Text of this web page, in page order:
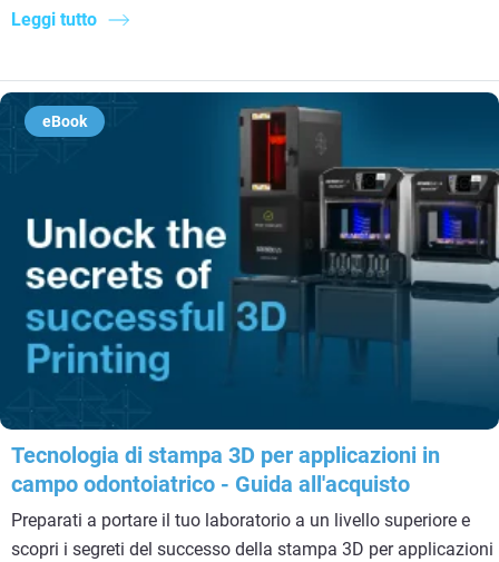
Leggi tutto
eBook
Tecnologia di stampa 3D per applicazioni in
campo odontoiatrico - Guida all'acquisto
Preparati a portare il tuo laboratorio a un livello superiore e
scopri i segreti del successo della stampa 3D per applicazioni